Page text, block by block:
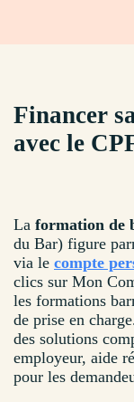
Financer
avec le
La formation de
du Bar) figure
via le compte
clics sur Mon
les formations
de prise en
des solutions
employeur, aide
pour les